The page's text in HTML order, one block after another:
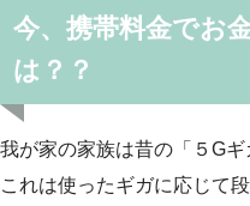
今、携帯料金でお
は？？
我が家の家族は昔の「５Gギ
これは使ったギガに応じて